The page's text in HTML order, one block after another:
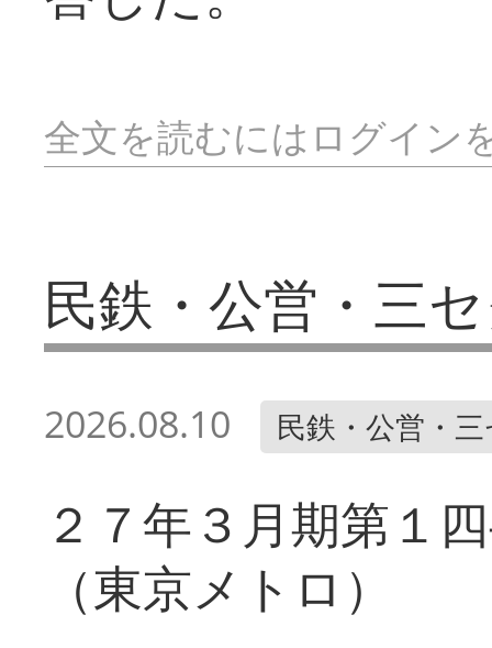
全文を読むにはログイン
民鉄・公営・三
2026.08.10 民鉄・公営・
２７年３月期第１
（東京メトロ）